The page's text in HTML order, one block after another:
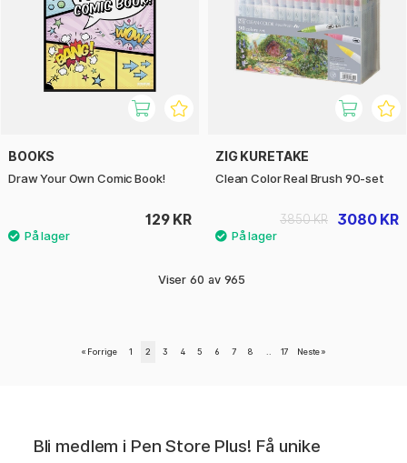
BOOKS
Draw Your Own Comic Book!
129 KR
ZIG KURETAKE
Clean Color Real Brush 90-set
3080 KR
3850 KR
Viser 60 av 965
« Forrige 1 2 3 4 5 6 7 8 17 Neste»
Bli medlem i Pen Store Plus! Få unike